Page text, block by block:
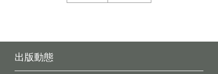
出版動態